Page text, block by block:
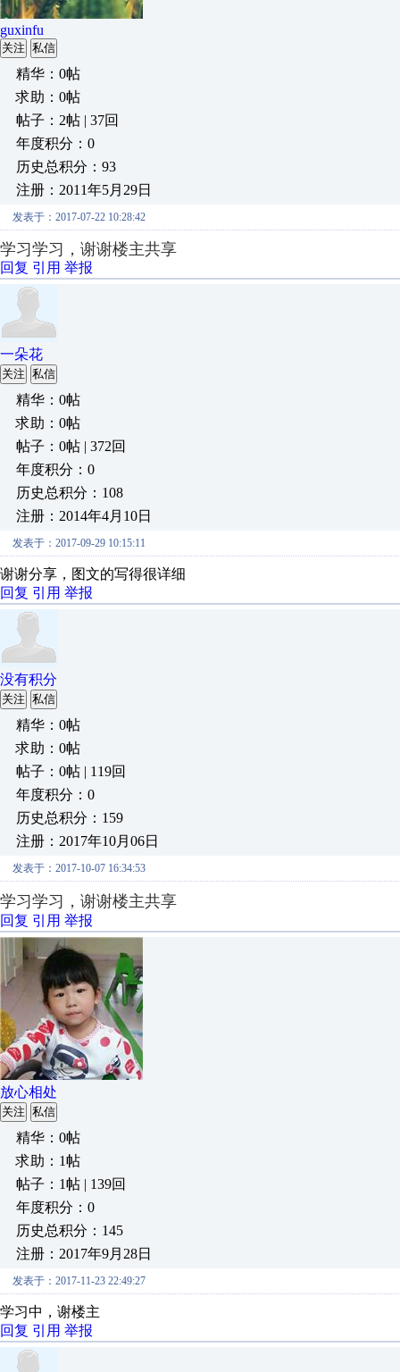
guxinfu
关注 私信
精华：0帖
求助：0帖
帖子：2帖 | 37回
年度积分：0
历史总积分：93
注册：2011年5月29日
发表于：2017-07-22 10:28:42
学习学习，谢谢楼主共享
回复 引用 举报
一朵花
关注 私信
精华：0帖
求助：0帖
帖子：0帖 | 372回
年度积分：0
历史总积分：108
注册：2014年4月10日
发表于：2017-09-29 10:15:11
谢谢分享，图文的写得很详细
回复 引用 举报
没有积分
关注 私信
精华：0帖
求助：0帖
帖子：0帖 | 119回
年度积分：0
历史总积分：159
注册：2017年10月06日
发表于：2017-10-07 16:34:53
学习学习，谢谢楼主共享
回复 引用 举报
放心相处
关注 私信
精华：0帖
求助：1帖
帖子：1帖 | 139回
年度积分：0
历史总积分：145
注册：2017年9月28日
发表于：2017-11-23 22:49:27
学习中，谢楼主
回复 引用 举报